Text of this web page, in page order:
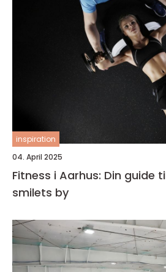
inspiration
04. April 2025
Fitness i Aarhus: Din guide
smilets by